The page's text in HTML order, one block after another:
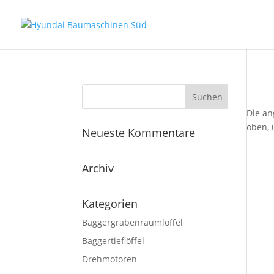
Die
oben,
Neueste Kommentare
Archiv
Kategorien
Baggergrabenräumlöffel
Baggertieflöffel
Drehmotoren